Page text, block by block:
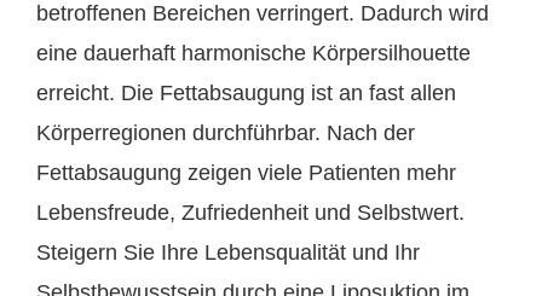
betroffenen Bereichen verringert. Dadurch wird
eine dauerhaft harmonische Körpersilhouette
erreicht. Die Fettabsaugung ist an fast allen
Körperregionen durchführbar. Nach der
Fettabsaugung zeigen viele Patienten mehr
Lebensfreude, Zufriedenheit und Selbstwert.
Steigern Sie Ihre Lebensqualität und Ihr